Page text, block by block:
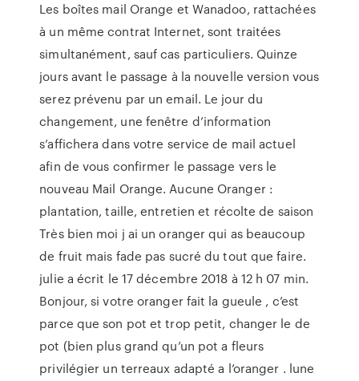
Les boîtes mail Orange et Wanadoo, rattachées
à un même contrat Internet, sont traitées
simultanément, sauf cas particuliers. Quinze
jours avant le passage à la nouvelle version vous
serez prévenu par un email. Le jour du
changement, une fenêtre d’information
s’affichera dans votre service de mail actuel
afin de vous confirmer le passage vers le
nouveau Mail Orange. Aucune Oranger :
plantation, taille, entretien et récolte de saison
Très bien moi j ai un oranger qui as beaucoup
de fruit mais fade pas sucré du tout que faire.
julie a écrit le 17 décembre 2018 à 12 h 07 min.
Bonjour, si votre oranger fait la gueule , c’est
parce que son pot et trop petit, changer le de
pot (bien plus grand qu’un pot a fleurs
privilégier un terreaux adapté a l’oranger . lune